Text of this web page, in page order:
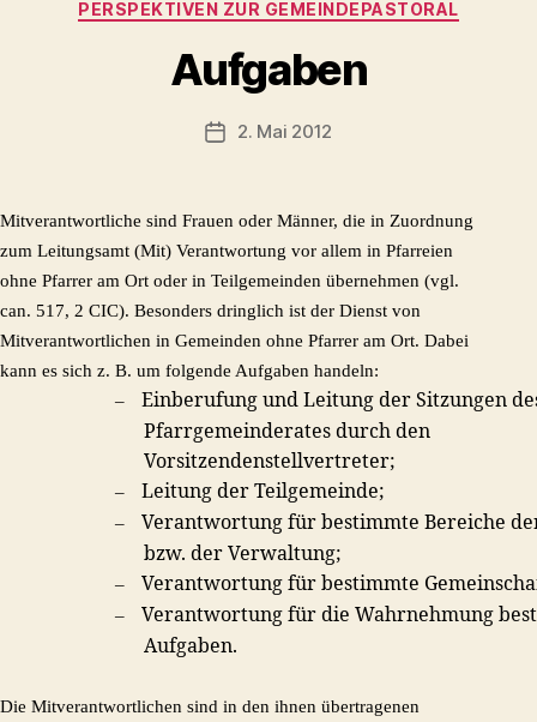
PERSPEKTIVEN ZUR GEMEINDEPASTORAL
Aufgaben
Veröffentlichungsdatum
2. Mai 2012
Mitverantwortliche sind Frauen oder Männer, die in Zuordnung
zum Leitungsamt (Mit) Verantwortung vor allem in Pfarreien
ohne Pfarrer am Ort oder in Teilgemeinden übernehmen (vgl.
can. 517, 2 CIC). Besonders dringlich ist der Dienst von
Mitverantwortlichen in Gemeinden ohne Pfarrer am Ort. Dabei
kann es sich z. B. um folgende Aufgaben handeln:
–
Einberufung und Leitung der Sitzungen
Pfarrgemeinderates durch den
Vorsitzendenstellvertreter;
– Leitung der Teilgemeinde;
–
Verantwortung für bestimmte Bereiche
bzw. der Verwaltung;
– Verantwortung für bestimmte
–
Verantwortung für die Wahrnehmung
Aufgaben.
Die Mitverantwortlichen sind in den ihnen übertragenen